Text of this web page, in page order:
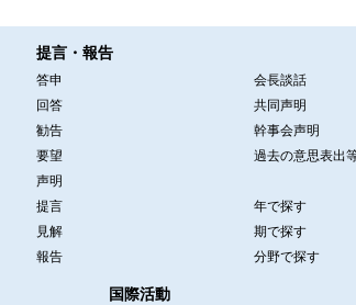
提言・報告
答申
回答
勧告
要望
声明
提言
見解
報告
会長談話
共同声明
幹事会声明
過去の意思表出
年で探す
期で探す
分野で探す
国際活動